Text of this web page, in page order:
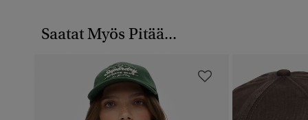
Saatat Myös Pitää...